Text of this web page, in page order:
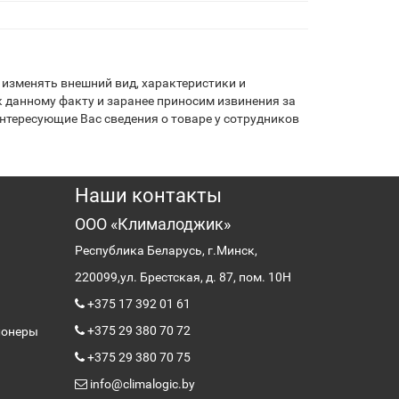
внешний вид, характеристики и
факту и заранее приносим извинения за
Вас сведения о товаре у сотрудников
Наши контакты
ООО «Клималоджик»
Республика Беларусь, г.Минск,
220099,ул. Брестская, д. 87, пом. 10Н
+375 17 392 01 61
+375 29 380 70 72
+375 29 380 70 75
info@climalogic.by